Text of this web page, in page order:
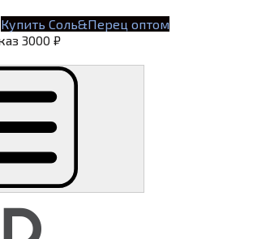
Купить Соль&Перец оптом
3000 ₽